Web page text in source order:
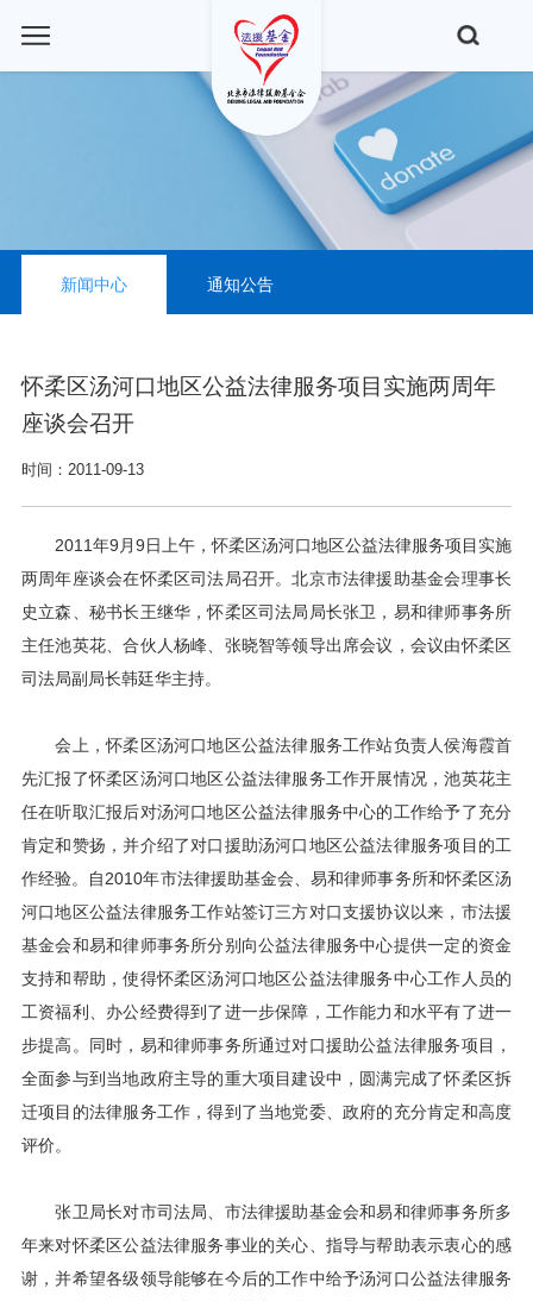
新闻中心 通知公告
怀柔区汤河口地区公益法律服务项目实施两周年
座谈会召开
时间：2011-09-13
2011年9月9日上午，怀柔区汤河口地区公益法律服务项目实施
两周年座谈会在怀柔区司法局召开。北京市法律援助基金会理事长
史立森、秘书长王继华，怀柔区司法局局长张卫，易和律师事务所
主任池英花、合伙人杨峰、张晓智等领导出席会议，会议由怀柔区
司法局副局长韩廷华主持。
会上，怀柔区汤河口地区公益法律服务工作站负责人侯海霞首
先汇报了怀柔区汤河口地区公益法律服务工作开展情况，池英花主
任在听取汇报后对汤河口地区公益法律服务中心的工作给予了充分
肯定和赞扬，并介绍了对口援助汤河口地区公益法律服务项目的工
作经验。自2010年市法律援助基金会、易和律师事务所和怀柔区汤
河口地区公益法律服务工作站签订三方对口支援协议以来，市法援
基金会和易和律师事务所分别向公益法律服务中心提供一定的资金
支持和帮助，使得怀柔区汤河口地区公益法律服务中心工作人员的
工资福利、办公经费得到了进一步保障，工作能力和水平有了进一
步提高。同时，易和律师事务所通过对口援助公益法律服务项目，
全面参与到当地政府主导的重大项目建设中，圆满完成了怀柔区拆
迁项目的法律服务工作，得到了当地党委、政府的充分肯定和高度
评价。
张卫局长对市司法局、市法律援助基金会和易和律师事务所多
年来对怀柔区公益法律服务事业的关心、指导与帮助表示衷心的感
谢，并希望各级领导能够在今后的工作中给予汤河口公益法律服务